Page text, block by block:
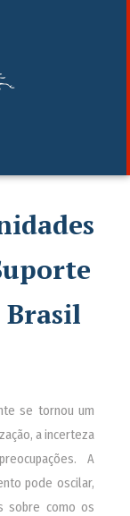
Brasil
se tornou um
a incerteza
A
pode oscilar,
sobre como os